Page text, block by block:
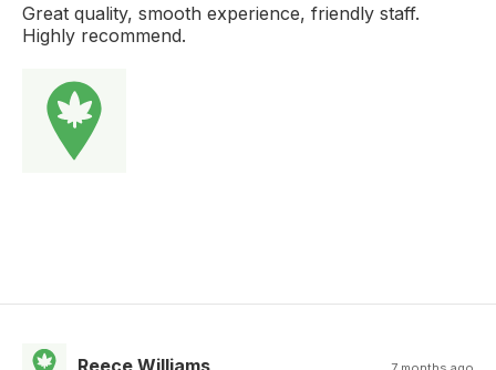
Great quality, smooth experience, friendly staff.
Highly recommend.
Reece Williams